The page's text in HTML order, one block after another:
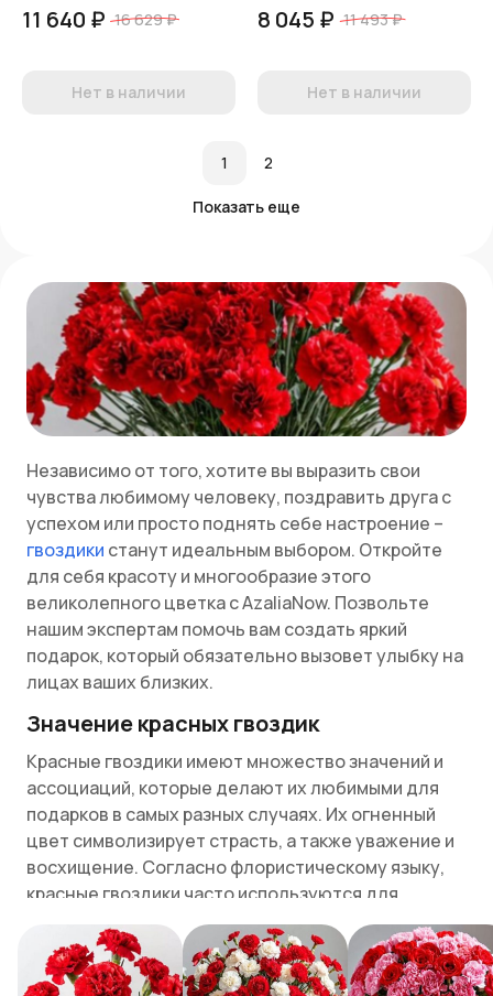
11 640 ₽ 16 629 ₽
Нет в наличии
8 045 ₽ 11 493 ₽
Нет в наличии
1 2
Показать еще
Независимо от того, хотите вы выразить свои
чувства любимому человеку, поздравить друга с
успехом или просто поднять себе настроение –
гвоздики станут идеальным выбором. Откройте
для себя красоту и многообразие этого
великолепного цветка с AzaliaNow. Позвольте
нашим экспертам помочь вам создать яркий
подарок, который обязательно вызовет улыбку на
лицах ваших близких.
Значение красных гвоздик
Красные гвоздики имеют множество значений и
ассоциаций, которые делают их любимыми для
подарков в самых разных случаях. Их огненный
цвет символизирует страсть, а также уважение и
восхищение. Согласно флористическому языку,
красные гвоздики часто используются для
выражения глубокой любви и романтических
чувств. Они идеальны для выражения многих
чувств.